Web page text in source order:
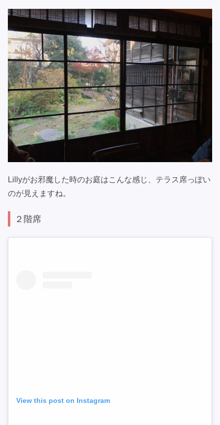
Lillyがお邪魔した時のお庭はこんな感じ、テラス席っぽい
のが見えますね。
２階席
View this post on Instagram